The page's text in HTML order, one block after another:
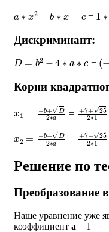
2 b ∗ = 1
Дискриминант:
D= 2− a = (−
Корни
+ D2∗ = + 7+ 252
b−D2∗ = +7−252
Решение по
Преобразование
Наше уравнение уже
коэффициент a = 1